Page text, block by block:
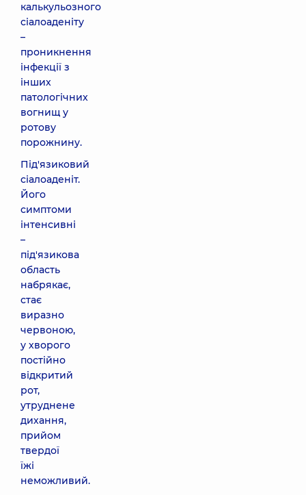
калькульозного
сіалоаденіту
–
проникнення
інфекції з
інших
патологічних
вогнищ у
ротову
порожнину.
Під'язиковий
сіалоаденіт.
Його
симптоми
інтенсивні
–
під'язикова
область
набрякає,
стає
виразно
червоною,
у хворого
постійно
відкритий
рот,
утруднене
дихання,
прийом
твердої
їжі
неможливий.